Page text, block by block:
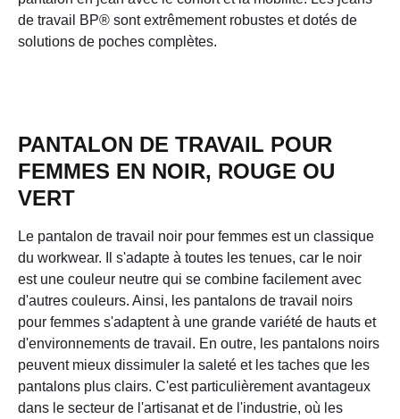
de travail BP® sont extrêmement robustes et dotés de
solutions de poches complètes.
PANTALON DE TRAVAIL POUR
FEMMES EN NOIR, ROUGE OU
VERT
Le pantalon de travail noir pour femmes est un classique
du workwear. Il s'adapte à toutes les tenues, car le noir
est une couleur neutre qui se combine facilement avec
d'autres couleurs. Ainsi, les pantalons de travail noirs
pour femmes s'adaptent à une grande variété de hauts et
d'environnements de travail. En outre, les pantalons noirs
peuvent mieux dissimuler la saleté et les taches que les
pantalons plus clairs. C'est particulièrement avantageux
dans le secteur de l'artisanat et de l'industrie, où les